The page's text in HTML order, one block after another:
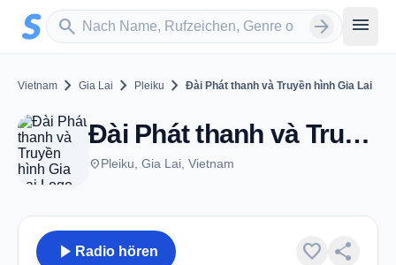
Zum Hauptinhalt springen
search
Sender suchen arrow_forward menu
Vietnam chevron_right Gia Lai chevron_right Pleiku chevron_right Đài Phát thanh và Truyền hình Gia Lai
Đài Phát thanh và Truyền hình Gia Lai - Pleiku
placePleiku, Gia Lai, Vietnam
play_arrow Radio hören favorite share